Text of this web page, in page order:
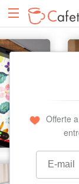
Offerte